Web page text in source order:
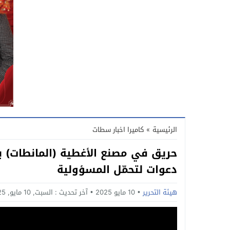
الرئيسية » كاميرا اخبار سطات
حريق في مصنع الأغطية
دعوات لتحمّل المسؤولية
هيئة التحرير 10 مايو 2025 آخر تحديث : السبت, 10 مايو, 2025 - 4:05 مساءً